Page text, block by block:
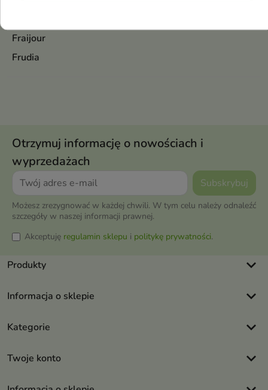
Fraijour
Frudia
Otrzymuj informację o nowościach i
wyprzedażach
Możesz zrezygnować w każdej chwili. W tym celu należy odnaleźć
szczegóły w naszej informacji prawnej.
Akceptuję regulamin sklepu i politykę prywatności.
Produkty keyboard_arrow_down
Informacja o sklepie keyboard_arrow_down
Kategorie keyboard_arrow_down
Twoje konto keyboard_arrow_down